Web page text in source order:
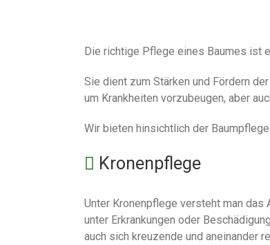
Die richtige Pflege eines Baumes ist
Sie dient zum Stärken und Fördern
um Krankheiten vorzubeugen, aber
Wir bieten hinsichtlich der
Kronenpflege
Unter Kronenpflege versteht man das
unter Erkrankungen oder
auch sich kreuzende und aneinander